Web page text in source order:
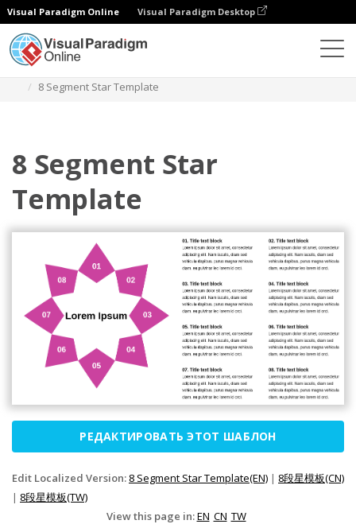
Visual Paradigm Online Visual Paradigm Desktop
8 Segment Star Template
8 Segment Star
Template
РЕДАКТИРОВАТЬ ЭТОТ ШАБЛОН
Edit Localized Version: 8 Segment Star Template(EN) | 8段星模板(CN)
| 8段星模板(TW)
View this page in:EN CN TW